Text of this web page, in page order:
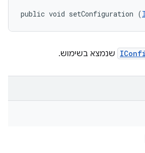
public void setConfiguration (
שנמצא בשימוש.